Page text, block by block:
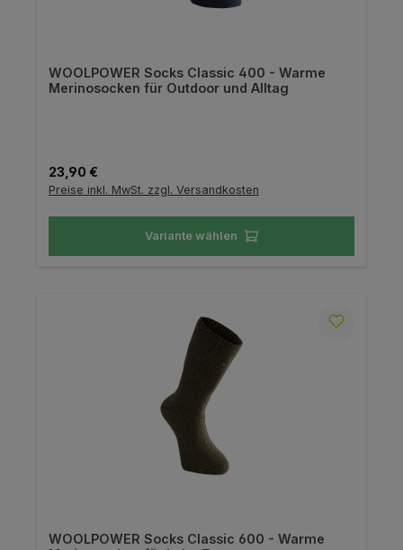
WOOLPOWER Socks Classic 400 - Warme
Merinosocken für Outdoor und Alltag
Regulärer Preis:
23,90 €
Preise inkl. MwSt. zzgl. Versandkosten
Variante wählen
WOOLPOWER Socks Classic 600 - Warme